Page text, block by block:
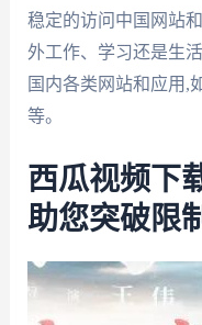
稳定的访问中国网站
外工作、学习还是生
国内各类网站和应用,
等。
西瓜视频下
助您突破限